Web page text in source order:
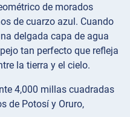
de morados
de cuarzo azul. Cuando
delgada capa de agua
tan perfecto que refleja
la tierra y el cielo.
4,000 millas cuadradas
de Potosí y Oruro,